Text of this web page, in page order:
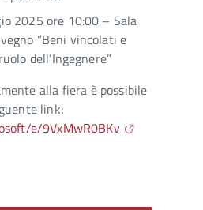
2025 ore 10:00 – Sala
“Beni vincolati e
dell’Ingegnere”
alla fiera è possibile
link:
e/9VxMwR0BKv